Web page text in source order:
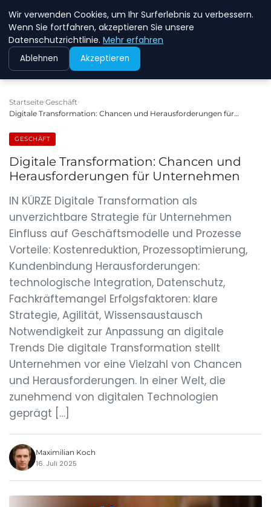
NEW ENERGY JOBS
Startseite Geschäft
Digitale Transformation: Chancen und Herausforderungen für…
GESCHÄFT
Digitale Transformation: Chancen und
Herausforderungen für Unternehmen
IN KÜRZE Digitale Transformation als
unverzichtbare Strategie für Unternehmen
Einfluss auf Geschäftsmodelle und Prozesse
Vorteile: Kostenreduktion, Prozessoptimierung,
Kundenbindung Herausforderungen:
technologische Integration, Datenschutz,
Fachkräftemangel Erfolgsfaktoren: klare
Strategie, Agilität, Wissensaustausch
Notwendigkeit zur Anpassung an digitale
Trends Die digitale Transformation stellt
Unternehmen vor eine Vielzahl von Chancen
und Herausforderungen. In einer Welt, die
zunehmend von digitalen Technologien
geprägt […]
Maximilian Koch
16. Juli 2025
Wir verwenden Cookies, um Ihr Surferlebnis zu verbessern.
Wenn Sie fortfahren, akzeptieren Sie unsere
Datenschutzrichtlinie. Mehr erfahren
Ablehnen Akzeptieren